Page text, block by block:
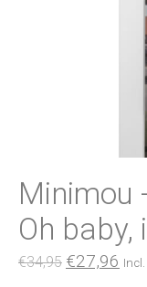
Minimou
Oh baby,
€34,95 €27,96